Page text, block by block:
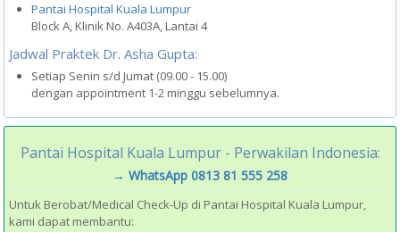
Pantai Hospital Kuala Lumpur
Block A, Klinik No. A403A, Lantai 4
Jadwal Praktek Dr. Asha Gupta:
Setiap Senin s/d Jumat (09.00 - 15.00)
dengan appointment 1-2 minggu sebelumnya.
Pantai Hospital Kuala Lumpur - Perwakilan Indonesia:
→ WhatsApp 0813 81 555 258
Untuk Berobat/Medical Check-Up di Pantai Hospital Kuala Lumpur,
kami dapat membantu: